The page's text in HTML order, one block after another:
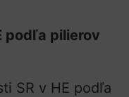
podľa pilierov
SR v HE podľa